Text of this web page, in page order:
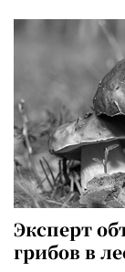
Эксперт
грибов в